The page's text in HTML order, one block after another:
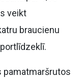
veikt
braucienu
pamatmaršrutos